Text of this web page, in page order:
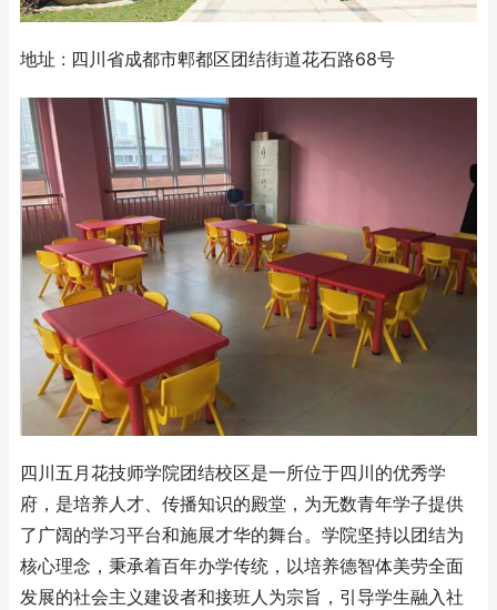
地址 : 四川省成都市郫都区团结街道花石路68号
四川五月花技师学院团结校区是一所位于四川的优秀学
府，是培养人才、传播知识的殿堂，为无数青年学子提供
了广阔的学习平台和施展才华的舞台。学院坚持以团结为
核心理念，秉承着百年办学传统，以培养德智体美劳全面
发展的社会主义建设者和接班人为宗旨，引导学生融入社